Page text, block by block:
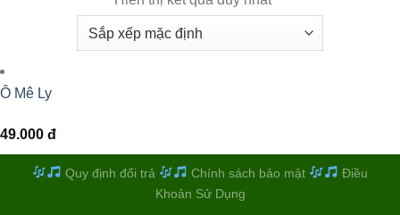
Ô Mê Ly
49.000 đ
Quy định đổi trả Chính sách bảo mật
Điều
Khoản Sử Dụng